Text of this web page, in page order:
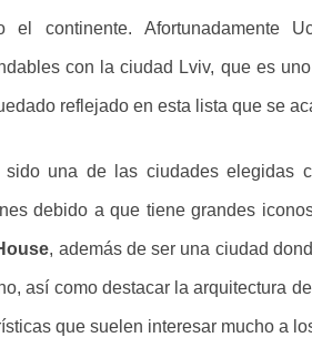
el continente. Afortunadamente
con la ciudad Lviv, que es
reflejado en esta lista que se
sido una de las ciudades elegidas
debido a que tiene grandes
, además de ser una ciudad
así como destacar la arquitectura
que suelen interesar mucho a